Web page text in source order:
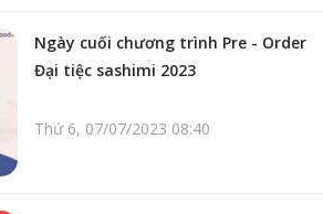
Ngày cuối chương trình Pre - Order
Đại tiệc sashimi 2023
Thứ 6, 07/07/2023 08:40